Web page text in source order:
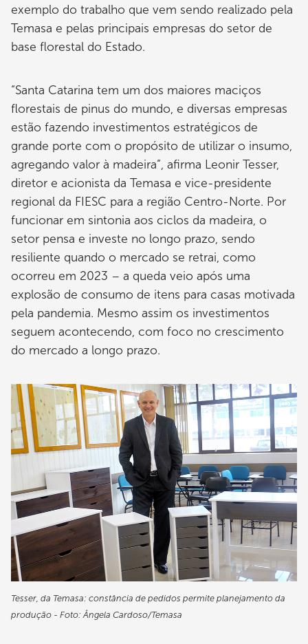
exemplo do trabalho que vem sendo realizado pela
Temasa e pelas principais empresas do setor de
base florestal do Estado.
“Santa Catarina tem um dos maiores maciços
florestais de pinus do mundo, e diversas empresas
estão fazendo investimentos estratégicos de
grande porte com o propósito de utilizar o insumo,
agregando valor à madeira”, afirma Leonir Tesser,
diretor e acionista da Temasa e vice-presidente
regional da FIESC para a região Centro-Norte. Por
funcionar em sintonia aos ciclos da madeira, o
setor pensa e investe no longo prazo, sendo
resiliente quando o mercado se retrai, como
ocorreu em 2023 – a queda veio após uma
explosão de consumo de itens para casas motivada
pela pandemia. Mesmo assim os investimentos
seguem acontecendo, com foco no crescimento
do mercado a longo prazo.
Tesser, da Temasa: constância de pedidos permite planejamento da
produção - Foto: Ângela Cardoso/Temasa